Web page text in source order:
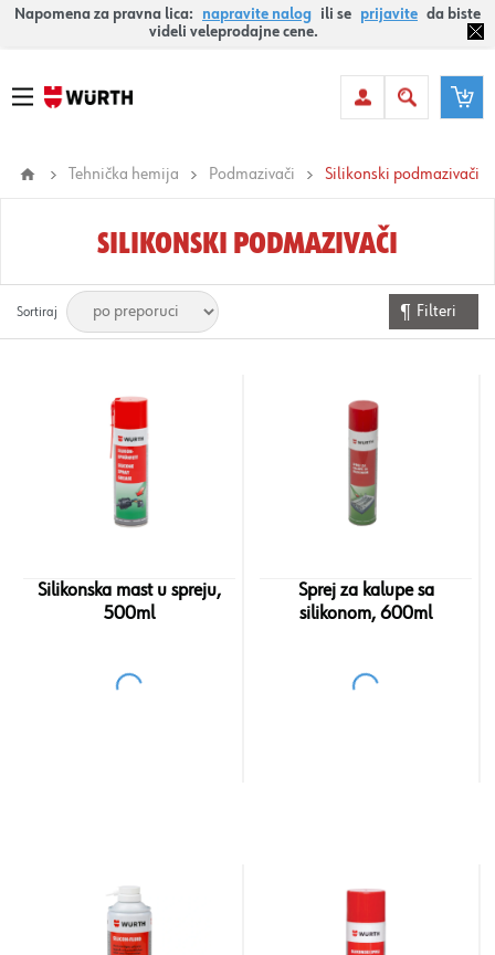
Napomena za pravna lica: napravite nalog ili se prijavite da biste
videli veleprodajne cene.
Tehnička hemija Podmazivači Silikonski podmazivači
SILIKONSKI PODMAZIVAČI
Sortiraj Filteri
Silikonska mast u spreju,
500ml
Sprej za kalupe sa
silikonom, 600ml